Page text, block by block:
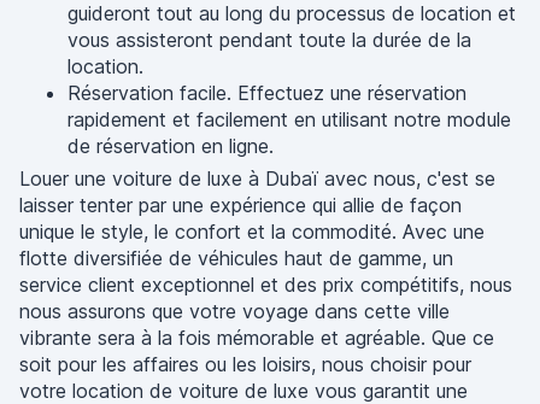
guideront tout au long du processus de location et
vous assisteront pendant toute la durée de la
location.
Réservation facile. Effectuez une réservation
rapidement et facilement en utilisant notre module
de réservation en ligne.
Louer une voiture de luxe à Dubaï avec nous, c'est se
laisser tenter par une expérience qui allie de façon
unique le style, le confort et la commodité. Avec une
flotte diversifiée de véhicules haut de gamme, un
service client exceptionnel et des prix compétitifs, nous
nous assurons que votre voyage dans cette ville
vibrante sera à la fois mémorable et agréable. Que ce
soit pour les affaires ou les loisirs, nous choisir pour
votre location de voiture de luxe vous garantit une